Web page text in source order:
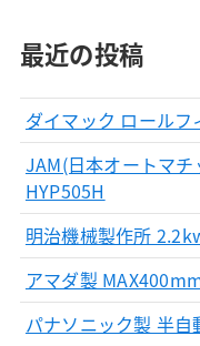
最近の投稿
ダイマック ロールフ
JAM(日本オートマ
HYP505H
明治機械製作所
アマダ製
パナソニック製 半自